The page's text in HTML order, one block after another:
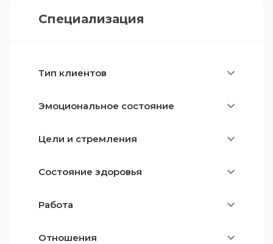
Специализация
Тип клиентов
Эмоциональное состояние
Цели и стремления
Состояние здоровья
Работа
Отношения